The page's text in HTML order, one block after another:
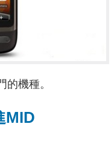
機種。
MID